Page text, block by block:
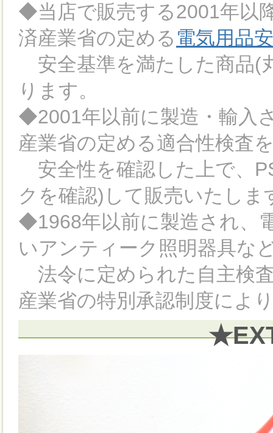
◆当店で販売する2001年以
済産業省の定める 電気用品
安全基準を満たした商品(
ります。
◆2001年以前に製造・輸入
産業省の定める適合性検査
安全性を確認した上で、
クを確認)して販売いたしま
◆1968年以前に製造され、
いアンティーク照明器具な
法令に定められた自主検
産業省の特別承認制度によ